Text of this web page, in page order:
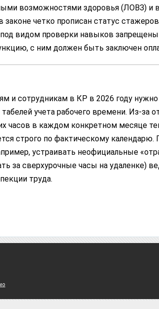
возможностями здоровья (ЛОВЗ) и
законе четко прописан статус
видом проверки навыков
с ним должен быть заключен
и сотрудникам в КР в 2026 году
учета рабочего времени. Из-за
часов в каждом конкретном месяце
строго по фактическому
устраивать неофициальные
за сверхурочные часы на удаленке)
труда.